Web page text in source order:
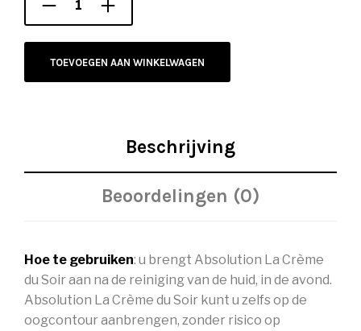
TOEVOEGEN AAN WINKELWAGEN
Beschrijving
Beoordelingen (0)
Hoe te gebruiken: u brengt Absolution La Crème
du Soir aan na de reiniging van de huid, in de avond.
Absolution La Crème du Soir kunt u zelfs op de
oogcontour aanbrengen, zonder risico op